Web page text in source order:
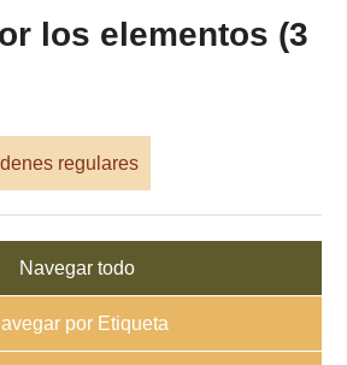
los elementos (3
regulares
Navegar todo
por Etiqueta